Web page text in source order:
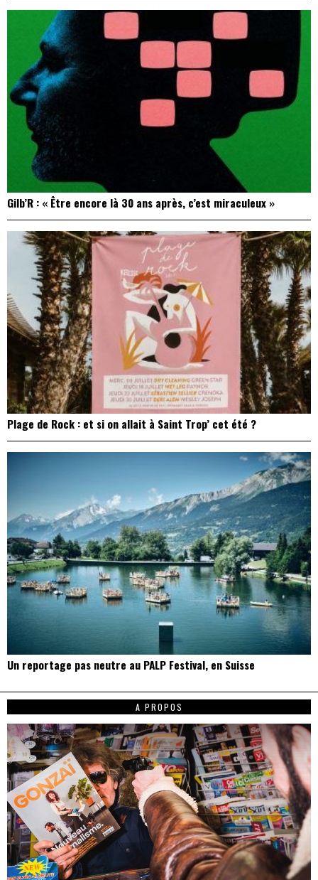
Gilb’R : « Être encore là 30 ans après, c’est miraculeux »
Plage de Rock : et si on allait à Saint Trop’ cet été ?
Un reportage pas neutre au PALP Festival, en Suisse
A PROPOS